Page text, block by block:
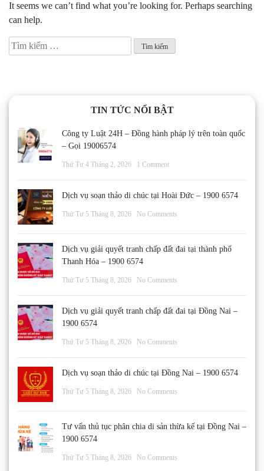
It seems we can’t find what you’re looking for. Perhaps searching
can help.
Tìm
kiếm
TIN TỨC NỔI BẬT
Công ty Luật 24H – Đồng hành pháp lý trên toàn quốc
– Gọi 19006574
Thứ Tư 4 Tháng 2, 2026 1 Comment
Dịch vụ soạn thảo di chúc tại Hoài Đức – 1900 6574
Thứ Tư 5 Tháng 8, 2026 No Comments
Dịch vụ giải quyết tranh chấp đất đai tại thành phố
Thanh Hóa – 1900 6574
Thứ Tư 5 Tháng 8, 2026 No Comments
Dịch vụ giải quyết tranh chấp đất đai tại Đồng Nai –
1900 6574
Thứ Tư 5 Tháng 8, 2026 No Comments
Dịch vụ soạn thảo di chúc tại Đồng Nai – 1900 6574
Thứ Tư 5 Tháng 8, 2026 No Comments
Tư vấn thủ tục phân chia di sản thừa kế tại Đồng Nai –
1900 6574
Thứ Tư 5 Tháng 8, 2026 No Comments